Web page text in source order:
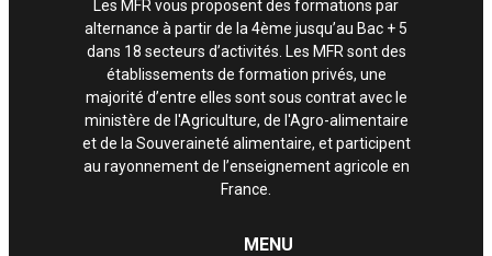
Les MFR vous proposent des formations par
alternance à partir de la 4ème jusqu’au Bac + 5
dans 18 secteurs d’activités. Les MFR sont des
établissements de formation privés, une
majorité d’entre elles sont sous contrat avec le
ministère de l'Agriculture, de l'Agro-alimentaire
et de la Souveraineté alimentaire, et participent
au rayonnement de l’enseignement agricole en
France.
MENU